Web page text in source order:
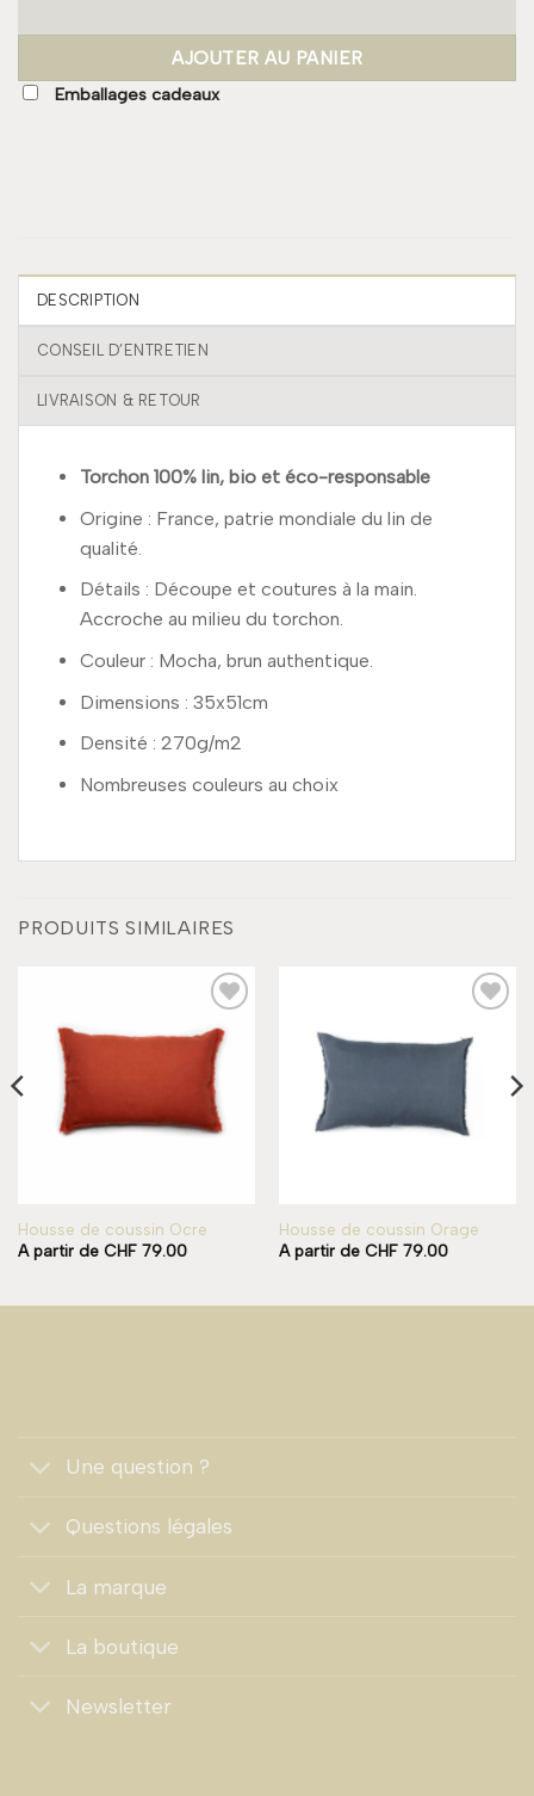
AJOUTER AU PANIER
Emballages cadeaux
DESCRIPTION
CONSEIL D’ENTRETIEN
LIVRAISON & RETOUR
Torchon 100% lin, bio et éco-responsable
Origine : France, patrie mondiale du lin de
qualité.
Détails : Découpe et coutures à la main.
Accroche au milieu du torchon.
Couleur : Mocha, brun authentique.
Dimensions : 35x51cm
Densité : 270g/m2
Nombreuses couleurs au choix
PRODUITS SIMILAIRES
Add to
wishlist
Housse de coussin Ocre
A partir de CHF79.00
wishlist
Housse de coussin Orage
A partir de CHF79.00
Une question ?
Questions légales
La marque
La boutique
Newsletter